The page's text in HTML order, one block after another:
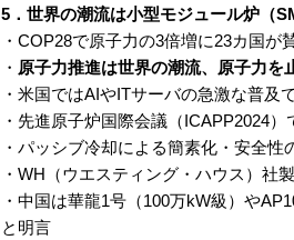
5．世界の潮流は小型モジュール炉（
・COP28で原子力の3倍増に23カ国が
・ 原子力推進は世界の潮流、原子力を
・米国ではAIやITサーバの急激な普及
・先進原子炉国際会議（ICAPP2024
・パッシブ冷却による簡素化・安全性
・WH（ウエスティング・ハウス）社
・中国は華龍1号（100万kW級）や
と明言